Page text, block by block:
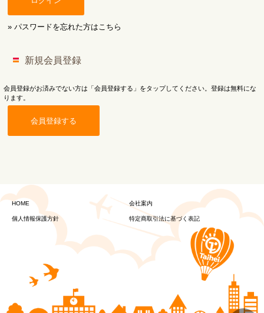
» パスワードを忘れた方はこちら
新規会員登録
会員登録がお済みでない方は「会員登録する」をタップしてください。登録は無料にな
ります。
会員登録する
HOME 会社案内
個人情報保護方針 特定商取引法に基づく表記